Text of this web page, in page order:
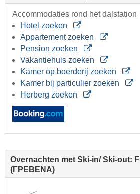
Accommodaties rond het dalstation
Hotel zoeken
Appartement zoeken
Pension zoeken
Vakantiehuis zoeken
Kamer op boerderij zoeken
Kamer bij particulier zoeken
Herberg zoeken
Overnachten met Ski-in/ Ski-out:
(ΓΡΕΒΕΝΑ)